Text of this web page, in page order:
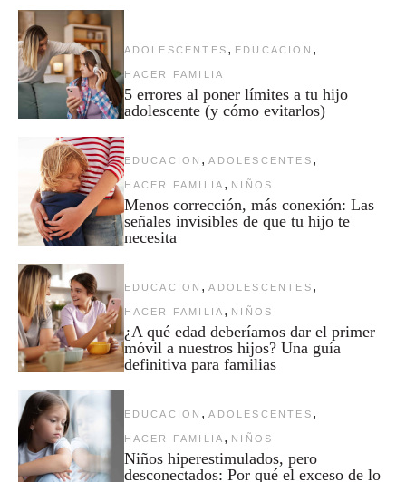
ADOLESCENTES , EDUCACION ,
HACER FAMILIA
5 errores al poner límites a tu hijo
adolescente (y cómo evitarlos)
EDUCACION , ADOLESCENTES ,
HACER FAMILIA , NIÑOS
Menos corrección, más conexión: Las
señales invisibles de que tu hijo te
necesita
EDUCACION , ADOLESCENTES ,
HACER FAMILIA , NIÑOS
¿A qué edad deberíamos dar el primer
móvil a nuestros hijos? Una guía
definitiva para familias
EDUCACION , ADOLESCENTES ,
HACER FAMILIA , NIÑOS
Niños hiperestimulados, pero
desconectados: Por qué el exceso de lo